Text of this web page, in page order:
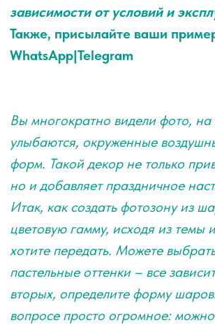
зависимости от условий и
Также, присылайте ваши
WhatsApp|Telegram
Вы многократно видели фото,
улыбаются, окруженные
форм. Такой декор не только
но и добавляет праздничное
Итак, как создать фотозону из
цветовую гамму, исходя из
хотите передать. Можете
пастельные оттенки – все
вторых, определите форму
вопросе просто огромное: